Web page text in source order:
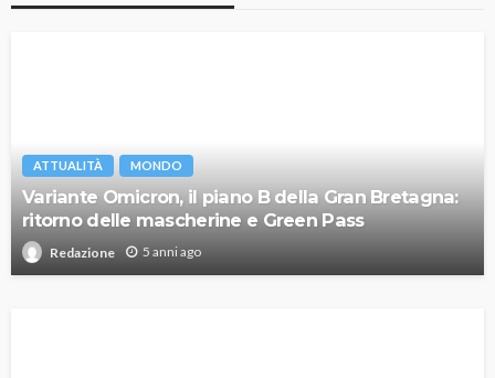
ATTUALITÀ MONDO
Variante Omicron, il piano B della Gran Bretagna:
ritorno delle mascherine e Green Pass
Redazione 5 anni ago